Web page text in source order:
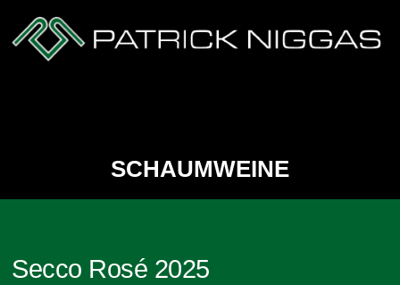
Inhalt
springen
SCHAUMWEINE
Secco Rosé 2025